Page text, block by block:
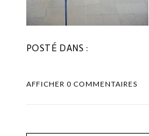
POSTÉ DANS :
AFFICHER0 COMMENTAIRES